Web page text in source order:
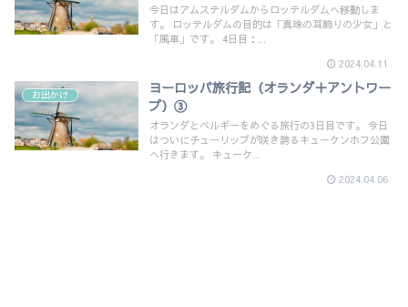
今日はアムステルダムからロッテルダムへ移動しま
す。 ロッテルダムの目的は「真珠の耳飾りの少女」と
「風車」です。 4日目：...
2024.04.11
お出かけ
ヨーロッパ旅行記（オランダ＋アントワー
プ）③
オランダとベルギーをめぐる旅行の3日目です。 今日
はついにチューリップが咲き誇るキューケンホフ公園
へ行きます。 キューケ...
2024.04.06